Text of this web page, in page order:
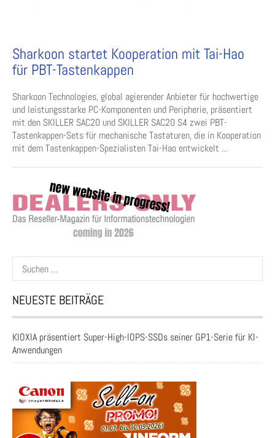
Sharkoon startet Kooperation mit Tai-Hao
für PBT-Tastenkappen
Sharkoon Technologies, global agierender Anbieter für hochwertige
und leistungsstarke PC-Komponenten und Peripherie, präsentiert
mit den SKILLER SAC20 und SKILLER SAC20 S4 zwei PBT-
Tastenkappen-Sets für mechanische Tastaturen, die in Kooperation
mit dem Tastenkappen-Spezialisten Tai-Hao entwickelt ...
Suchen
nach:
NEUESTE BEITRÄGE
KIOXIA präsentiert Super-High-IOPS-SSDs seiner GP1-Serie für KI-
Anwendungen